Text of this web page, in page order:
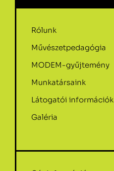
Rólunk
Művészetpedagógia
MODEM-gyűjtemény
Munkatársaink
Látogatói információk
Galéria